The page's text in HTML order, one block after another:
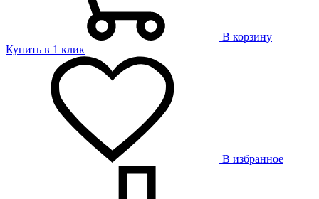
В корзину
Купить в 1 клик
В избранное